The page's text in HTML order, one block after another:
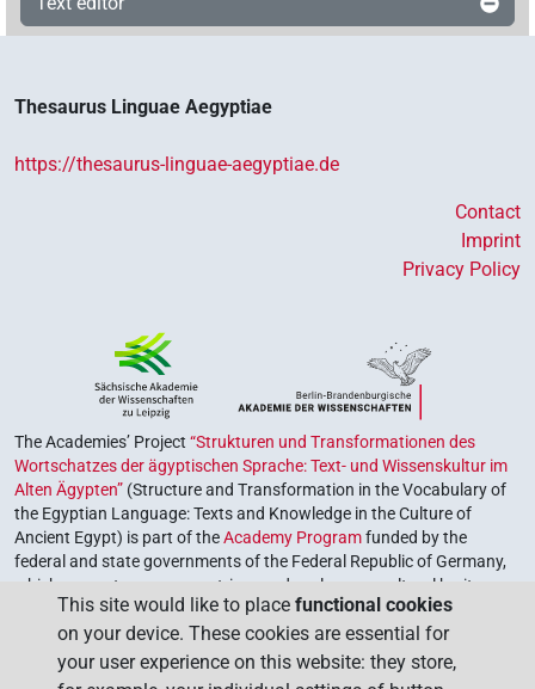
Thesaurus Linguae Aegyptiae
https://thesaurus-linguae-aegyptiae.de
Contact
Imprint
Privacy Policy
The Academies’ Project “Strukturen und Transformationen des
Wortschatzes der ägyptischen Sprache: Text- und Wissenskultur im
Alten Ägypten” (Structure and Transformation in the Vocabulary of
the Egyptian Language: Texts and Knowledge in the Culture of
Ancient Egypt) is part of theAcademy Programfunded by the
federal and state governments of the Federal Republic of Germany,
which serves to preserve, retrieve and explore our cultural heritage.
The program is coordinated by theUnion of the German Academies
of Sciences and Humanities.
This site would like to place functional cookies
on your device. These cookies are essential for
your user experience on this website: they store,